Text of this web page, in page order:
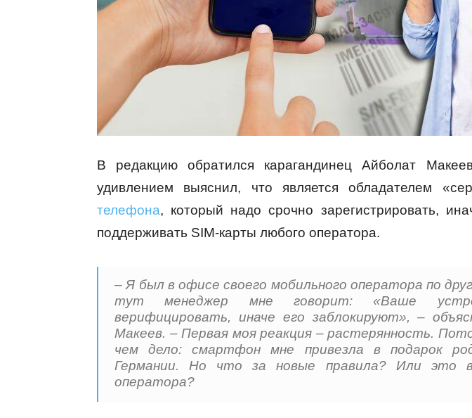
В редакцию обратился карагандинец Айболат
удивлением выяснил, что является обладателем
телефона, который надо срочно зарегистрировать,
поддерживать SIM-карты любого оператора.
– Я был в офисе своего мобильного оператора по
тут менеджер мне говорит: «Ваше
верифицировать, иначе его заблокируют», –
Макеев. – Первая моя реакция – растерянность.
чем дело: смартфон мне привезла в подарок
Германии. Но что за новые правила? Или это
оператора?